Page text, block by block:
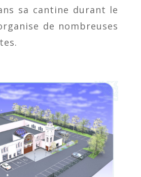
sa cantine durant le
de nombreuses